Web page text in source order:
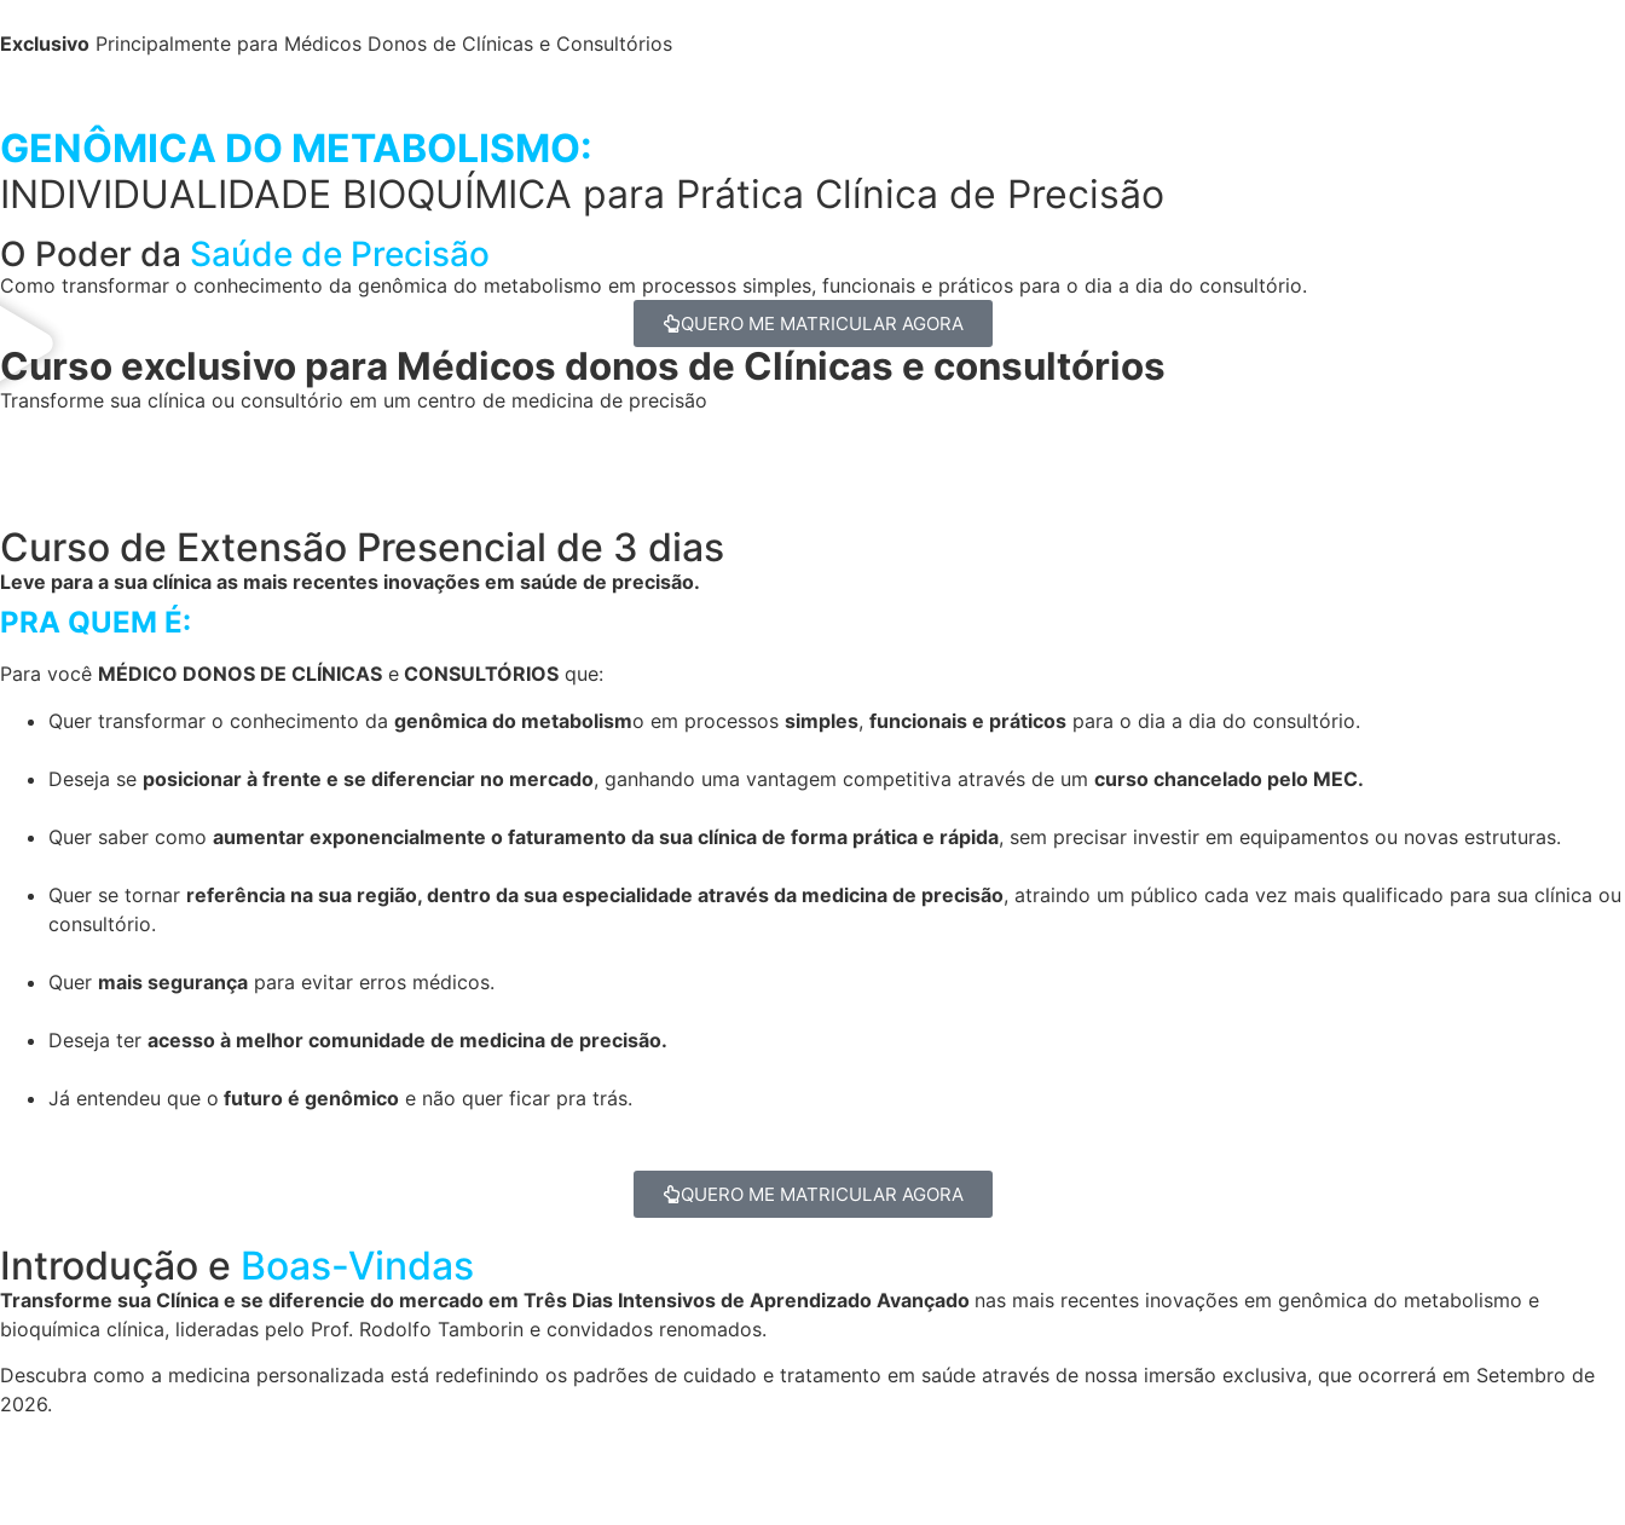
Exclusivo Principalmente para Médicos Donos de Clínicas e Consultórios
GENÔMICA DO METABOLISMO:
INDIVIDUALIDADE BIOQUÍMICA para Prática Clínica de Precisão
O Poder da Saúde de Precisão
Como transformar o conhecimento da genômica do metabolismo em processos simples, funcionais e práticos para o dia a dia do consultório.
QUERO ME MATRICULAR AGORA
Curso exclusivo para Médicos donos de Clínicas e consultórios
Transforme sua clínica ou consultório em um centro de medicina de precisão
Curso de Extensão Presencial de 3 dias
Leve para a sua clínica as mais recentes inovações em saúde de precisão.
PRA QUEM É:
Para você MÉDICO DONOS DE CLÍNICAS e CONSULTÓRIOS que:
Quer transformar o conhecimento da genômica do metabolismo em processos simples, funcionais e práticos para o dia a dia do consultório.
Deseja se posicionar à frente e se diferenciar no mercado, ganhando uma vantagem competitiva através de um curso chancelado pelo MEC.
Quer saber como aumentar exponencialmente o faturamento da sua clínica de forma prática e rápida, sem precisar investir em equipamentos ou novas estruturas.
Quer se tornar referência na sua região, dentro da sua especialidade através da medicina de precisão, atraindo um público cada vez mais qualificado para sua clínica ou
consultório.
Quer mais segurança para evitar erros médicos.
Deseja ter acesso à melhor comunidade de medicina de precisão.
Já entendeu que o futuro é genômico e não quer ficar pra trás.
QUERO ME MATRICULAR AGORA
Introdução e Boas-Vindas
Transforme sua Clínica e se diferencie do mercado em Três Dias Intensivos de Aprendizado Avançado nas mais recentes inovações em genômica do metabolismo e
bioquímica clínica, lideradas pelo Prof. Rodolfo Tamborin e convidados renomados.
Descubra como a medicina personalizada está redefinindo os padrões de cuidado e tratamento em saúde através de nossa imersão exclusiva, que ocorrerá em Setembro de
2026.